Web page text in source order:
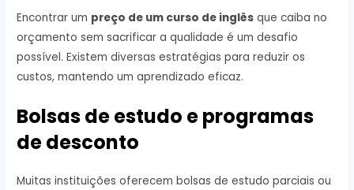
Encontrar um preço de um curso de inglês que caiba no
orçamento sem sacrificar a qualidade é um desafio
possível. Existem diversas estratégias para reduzir os
custos, mantendo um aprendizado eficaz.
Bolsas de estudo e programas
de desconto
Muitas instituições oferecem bolsas de estudo parciais ou